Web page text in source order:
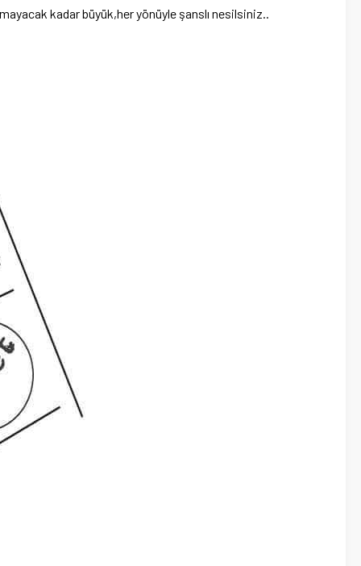
kadar büyük,her yönüyle şanslı nesilsiniz..